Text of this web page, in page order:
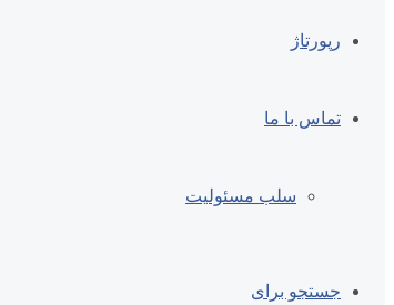
رپورتاژ
تماس با ما
سلب مسئولیت
جستجو برای